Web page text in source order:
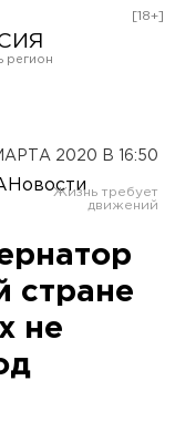
[18+]
2020 В 16:50
стране
не